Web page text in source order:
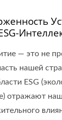
— это не
нашей
ESG
отражают